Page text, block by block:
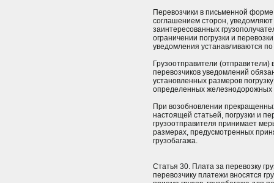
Перевозчики в письменной
соглашением сторон,
заинтересованных
ограничении погрузки и
уведомления устанавливаются
Грузоотправители
перевозчиков уведомлений
установленных размеров
определенных железнодорожных
При возобновлении
настоящей статьей, погрузки и
грузоотправителя принимает
размерах, предусмотренных
грузобагажа.
Статья 30. Плата за перевозку
перевозчику платежи вносятся